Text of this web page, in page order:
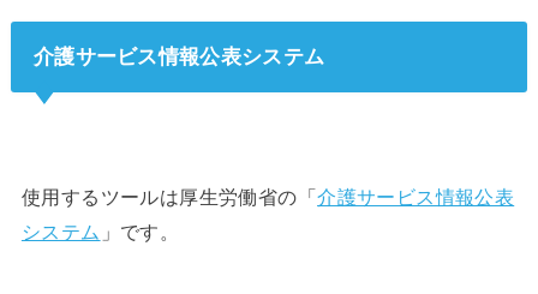
介護サービス情報公表システム
使用するツールは厚生労働省の「介護サービス情報公表
システム 」です。